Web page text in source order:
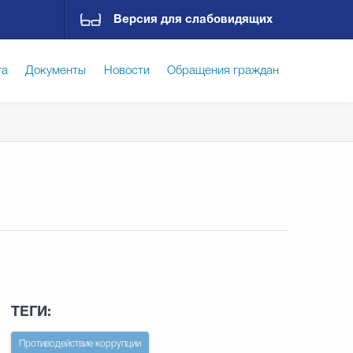
Версия для слабовидящих
Документы Новости Обращения граждан
ТЕГИ:
Противодействие коррупции